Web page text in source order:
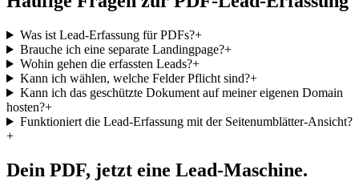
Was ist Lead-Erfassung für PDFs?+
Brauche ich eine separate Landingpage?+
Wohin gehen die erfassten Leads?+
Kann ich wählen, welche Felder Pflicht sind?+
Kann ich das geschützte Dokument auf meiner eigenen Domain
hosten?+
Funktioniert die Lead-Erfassung mit der Seitenumblätter-Ansicht?
+
Dein PDF, jetzt eine Lead-Maschine.